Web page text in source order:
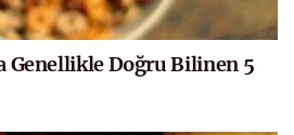
Genellikle Doğru Bilinen 5